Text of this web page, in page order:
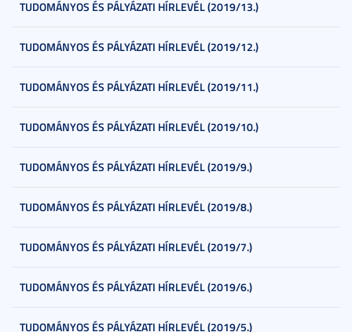
TUDOMÁNYOS ÉS PÁLYÁZATI HÍRLEVÉL (2019/13.)
TUDOMÁNYOS ÉS PÁLYÁZATI HÍRLEVÉL (2019/12.)
TUDOMÁNYOS ÉS PÁLYÁZATI HÍRLEVÉL (2019/11.)
TUDOMÁNYOS ÉS PÁLYÁZATI HÍRLEVÉL (2019/10.)
TUDOMÁNYOS ÉS PÁLYÁZATI HÍRLEVÉL (2019/9.)
TUDOMÁNYOS ÉS PÁLYÁZATI HÍRLEVÉL (2019/8.)
TUDOMÁNYOS ÉS PÁLYÁZATI HÍRLEVÉL (2019/7.)
TUDOMÁNYOS ÉS PÁLYÁZATI HÍRLEVÉL (2019/6.)
TUDOMÁNYOS ÉS PÁLYÁZATI HÍRLEVÉL (2019/5.)